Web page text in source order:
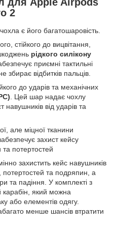
2
є його багатошаровість.
стійкого до вицвітання,
рідкого силікону
приємні тактильні
збирає відбитків пальців.
до ударів та механічних
. Цей шар надає чохлу
навушників від ударів та
але міцної тканини
захист кейсу
та потертостей
захистить кейс навушників
потертостей та подряпин, а
та падіння. У комплекті з
карабін, який можна
або елементів одягу.
менше шансів втратити